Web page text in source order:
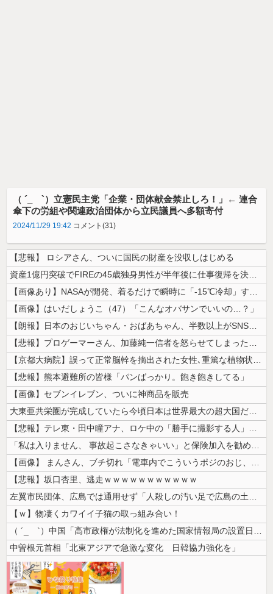
（ ´_ゝ`）立憲民主党「企業・団体献金禁止しろ！」← 連合
傘下の労組や関連政治団体から立民議員へ多額寄付
2024/11/29 19:42 コメント(31)
【悲報】 ロシアさん、ついに国民の財産を没収しはじめる
資産1億円突破でFIREの45歳独身男性が半年後に仕事復帰を決意した「...
【画像あり】NASAが開発、着るだけで瞬時に「-15℃冷却」する冷感ポ...
【画像】はいだしょうこ（47）「こんなオバサンでいいの…？」
【朗報】日本のおじいちゃん・おばあちゃん、半数以上がSNSを使いこなし...
【悲報】プロゲーマーさん、加藤純一信者を怒らせてしまった結果、好き嫌い...
【京都大病院】誤って正常脳幹を摘出された女性､重篤な植物状態だが意識は...
【悲報】熊本避難所の皆様「パンばっかり。飽き飽きしてる」
【画像】セブンイレブン、ついに神商品を販売
大東亜共栄圏が完成していたら今頃日本は世界最大の超大国だった事実
【悲報】テレ東・田中瞳アナ、ロケ中の「勝手に撮影する人」に苦言「面識の...
「私は入りません、 事故起こさなきゃいい」と保険加入を勧められた推し活...
【画像】 まんさん、ブチ切れ「電車内でこういうポジのおじ、ガチでイラネ...
【悲報】坂口杏里、逃走ｗｗｗｗｗｗｗｗｗｗｗ
左翼市民団体、広島では通用せず「人殺しの汚い足で広島の土を踏むな！」→...
【ｗ】物凄くカワイイ子猫の取っ組み合い！
（ ´_ゝ`）中国「高市政権が法制化を進めた国家情報局の設置日が7月3...
中曽根元首相「北東アジアで急激な変化 日韓協力強化を」